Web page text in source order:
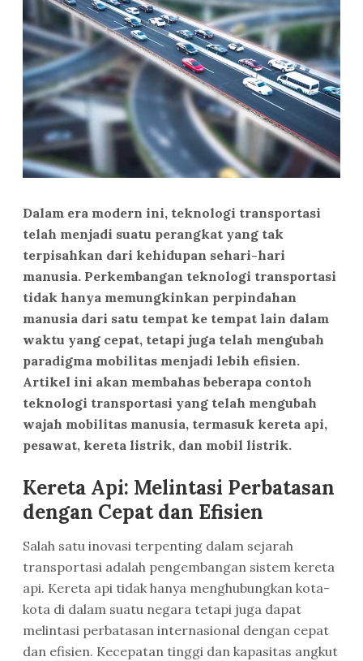
Dalam era modern ini, teknologi transportasi
telah menjadi suatu perangkat yang tak
terpisahkan dari kehidupan sehari-hari
manusia. Perkembangan teknologi transportasi
tidak hanya memungkinkan perpindahan
manusia dari satu tempat ke tempat lain dalam
waktu yang cepat, tetapi juga telah mengubah
paradigma mobilitas menjadi lebih efisien.
Artikel ini akan membahas beberapa contoh
teknologi transportasi yang telah mengubah
wajah mobilitas manusia, termasuk kereta api,
pesawat, kereta listrik, dan mobil listrik.
Kereta Api: Melintasi Perbatasan
dengan Cepat dan Efisien
Salah satu inovasi terpenting dalam sejarah
transportasi adalah pengembangan sistem kereta
api. Kereta api tidak hanya menghubungkan kota-
kota di dalam suatu negara tetapi juga dapat
melintasi perbatasan internasional dengan cepat
dan efisien. Kecepatan tinggi dan kapasitas angkut